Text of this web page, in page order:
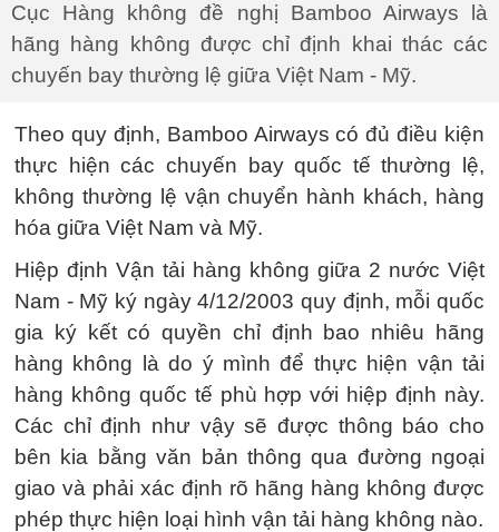
Cục Hàng không đề nghị Bamboo Airways là
hãng hàng không được chỉ định khai thác các
chuyến bay thường lệ giữa Việt Nam - Mỹ.
Theo quy định, Bamboo Airways có đủ điều kiện
thực hiện các chuyến bay quốc tế thường lệ,
không thường lệ vận chuyển hành khách, hàng
hóa giữa Việt Nam và Mỹ.
Hiệp định Vận tải hàng không giữa 2 nước Việt
Nam - Mỹ ký ngày 4/12/2003 quy định, mỗi quốc
gia ký kết có quyền chỉ định bao nhiêu hãng
hàng không là do ý mình để thực hiện vận tải
hàng không quốc tế phù hợp với hiệp định này.
Các chỉ định như vậy sẽ được thông báo cho
bên kia bằng văn bản thông qua đường ngoại
giao và phải xác định rõ hãng hàng không được
phép thực hiện loại hình vận tải hàng không nào.